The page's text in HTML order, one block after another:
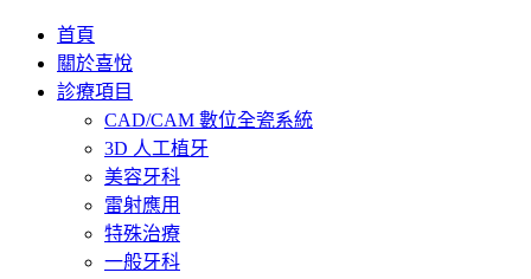
首頁
關於喜悅
診療項目
CAD/CAM 數位全瓷系統
3D 人工植牙
美容牙科
雷射應用
特殊治療
一般牙科